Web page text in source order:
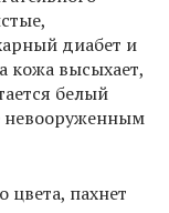
диабет и
кожа высыхает,
белый
невооруженным
цвета, пахнет